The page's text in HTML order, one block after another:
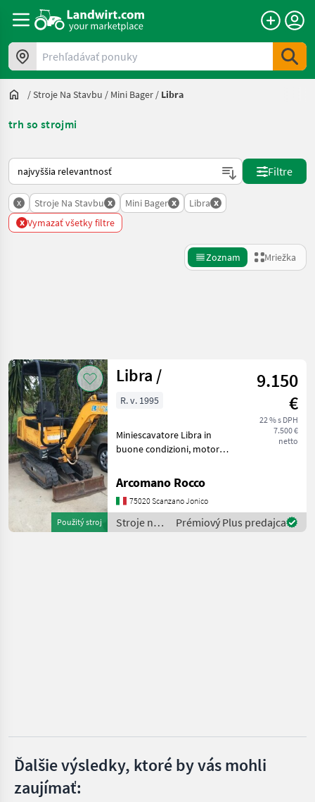
Prehľadávať ponuky
/Stroje Na Stavbu / Mini Bager / Libra
trh so strojmi
Takto sa vykonáva triedenie na Landwirt.com
Filtre
x Stroje Na Stavbu x Mini Bager x Libra x
x Vymazať všetky filtre
Zoznam Mriežka
Kategória 4 Krajina
AKTUÁLNA
CESTA
stavebná
technika
Stroje
Na
Rhinoceros
Resetovať
Zobraziť 1
výsledkov
Použitý stroj
Libra /
9.150
€
22 % s DPH
7.500 €
netto
R. v. 1995
Miniescavatore Libra in
buone condizioni, motore
Stroje na stavbu mini bager
Arcomano Rocco
75020 Scanzano Jonico
Stroje na
stavbu /
Prémiový Plus predajca
Ďalšie výsledky, ktoré by vás mohli
zaujímať: